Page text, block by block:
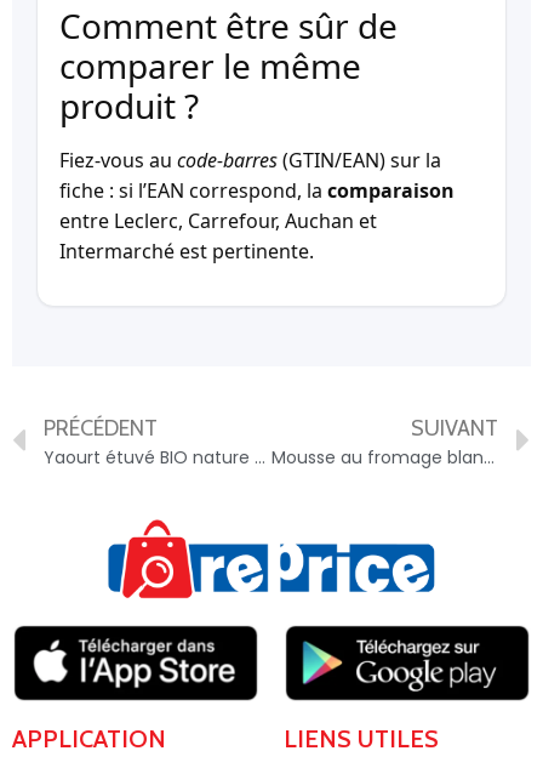
Comment être sûr de
comparer le même
produit ?
Fiez-vous au code-barres(GTIN/EAN) sur la
fiche : si l’EAN correspond, la comparaison
entre Leclerc, Carrefour, Auchan et
Intermarché est pertinente.
PRÉCÉDENT
Yaourt étuvé BIO nature 4x125g – 3250390841944
SUIVANT
Mousse au fromage blanc sur lit de fruits – 3033490006143
APPLICATION LIENS UTILES